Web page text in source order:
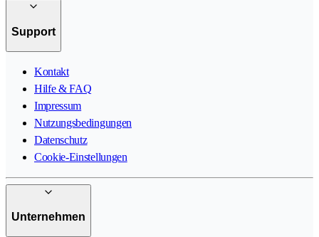
Support
Kontakt
Hilfe & FAQ
Impressum
Nutzungsbedingungen
Datenschutz
Cookie-Einstellungen
Unternehmen